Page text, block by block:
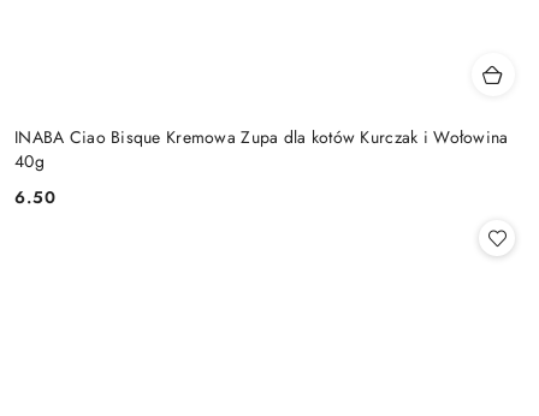
INABA Ciao Bisque Kremowa Zupa dla kotów Kurczak i Wołowina
40g
Cena:
6.50